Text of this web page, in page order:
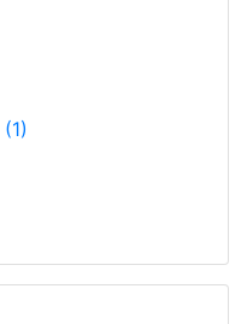
(1)